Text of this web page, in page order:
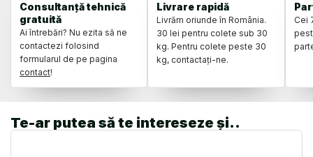
Consultanță tehnică
gratuită
Ai întrebări? Nu ezita să ne
contactezi folosind
formularul de pe pagina
contact!
Livrare rapidă
Livrăm oriunde în România.
30 lei pentru colete sub 30
kg. Pentru colete peste 30
kg, contactați-ne.
Cei
Te-ar putea să te intereseze și..